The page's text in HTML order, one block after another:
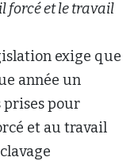
forcé et le travail
exige que
année un
prises pour
et au travail